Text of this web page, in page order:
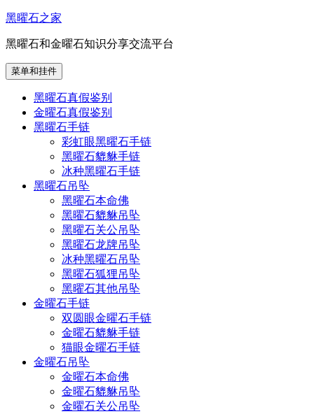
跳
内
容
黑曜石之家
黑曜石和金曜石知识分享交流平台
菜单和挂件
黑曜石真假鉴别
金曜石真假鉴别
黑曜石手链
彩虹眼黑曜石手链
黑曜石貔貅手链
冰种黑曜石手链
黑曜石吊坠
黑曜石本命佛
黑曜石貔貅吊坠
黑曜石关公吊坠
黑曜石龙牌吊坠
冰种黑曜石吊坠
黑曜石狐狸吊坠
黑曜石其他吊坠
金曜石手链
双圆眼金曜石手链
金曜石貔貅手链
猫眼金曜石手链
金曜石吊坠
金曜石本命佛
金曜石貔貅吊坠
金曜石关公吊坠